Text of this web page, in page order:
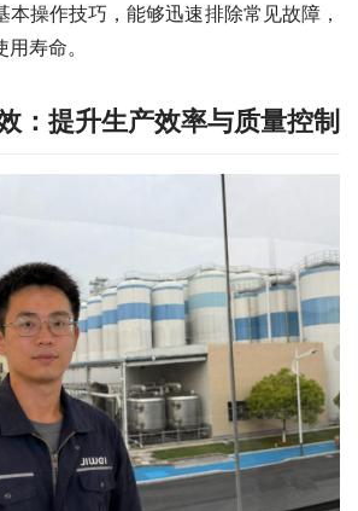
本操作技巧，能够迅速排除常见故障，
寿命。
：提升生产效率与质量控制